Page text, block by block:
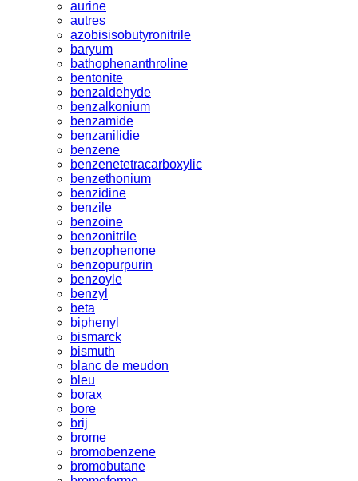
aurine
autres
azobisisobutyronitrile
baryum
bathophenanthroline
bentonite
benzaldehyde
benzalkonium
benzamide
benzanilidie
benzene
benzenetetracarboxylic
benzethonium
benzidine
benzile
benzoine
benzonitrile
benzophenone
benzopurpurin
benzoyle
benzyl
beta
biphenyl
bismarck
bismuth
blanc de meudon
bleu
borax
bore
brij
brome
bromobenzene
bromobutane